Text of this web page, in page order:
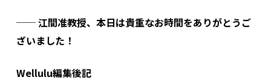
── 江間准教授、本日は貴重なお時間をありがとうご
ざいました！
Wellulu編集後記